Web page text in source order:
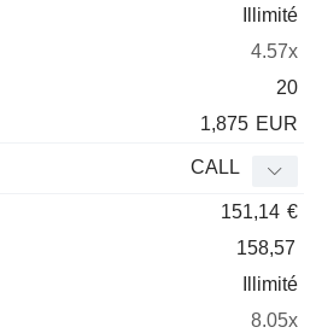
Illimité
4.57x
20
1,875 EUR
CALL
151,14 €
158,57
Illimité
8.05x